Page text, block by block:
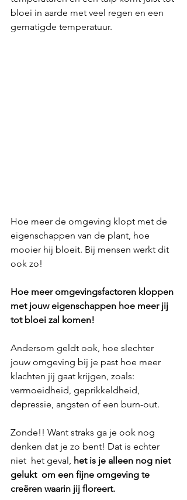
bloei in aarde met veel regen en een
gematigde temperatuur.
Hoe meer de omgeving klopt met de
eigenschappen van de plant, hoe
mooier hij bloeit. Bij mensen werkt dit
ook zo!
Hoe meer omgevingsfactoren kloppen
met jouw eigenschappen hoe meer jij
tot bloei zal komen!
Andersom geldt ook, hoe slechter
jouw omgeving bij je past hoe meer
klachten jij gaat krijgen, zoals:
vermoeidheid, geprikkeldheid,
depressie, angsten of een burn-out.
Zonde!! Want straks ga je ook nog
denken dat je zo bent! Dat is echter
niet  het geval, het is je alleen nog niet
gelukt  om een fijne omgeving te
creëren waarin jij floreert.